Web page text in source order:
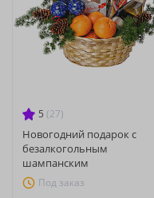
5 (27)
Новогодний подарок с
безалкогольным
шампанским
Под заказ